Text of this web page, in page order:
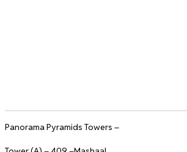
Panorama Pyramids Towers –